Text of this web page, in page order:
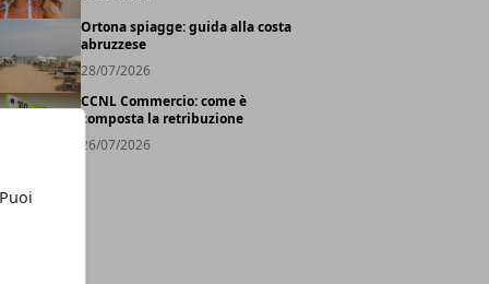
Ortona spiagge: guida alla costa
abruzzese
28/07/2026
CCNL Commercio: come è
composta la retribuzione
26/07/2026